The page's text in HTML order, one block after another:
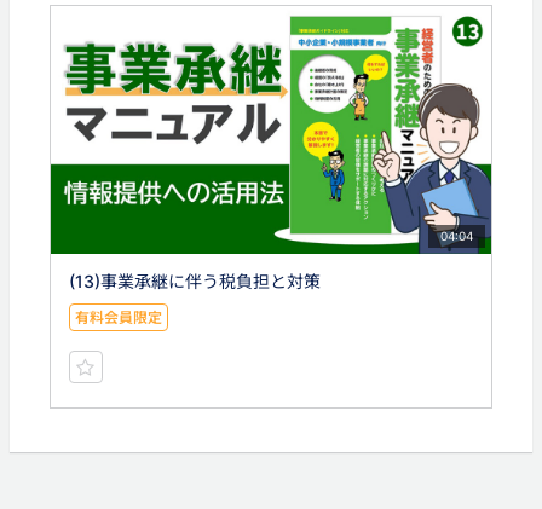
04:04
(13)事業承継に伴う税負担と対策
有料会員限定